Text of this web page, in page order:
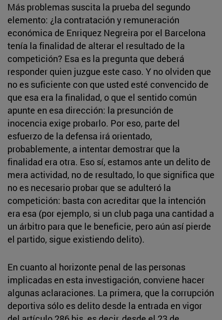
Más problemas suscita la prueba del segundo
elemento: ¿la contratación y remuneración
económica de Enriquez Negreira por el Barcelona
tenía la finalidad de alterar el resultado de la
competición? Esa es la pregunta que deberá
responder quien juzgue este caso. Y no olviden que
no es suficiente con que usted esté convencido de
que esa era la finalidad, o que el sentido común
apunte en esa dirección: la presunción de
inocencia exige probarlo. Por eso, parte del
esfuerzo de la defensa irá orientado,
probablemente, a intentar demostrar que la
finalidad era otra. Eso sí, estamos ante un delito de
mera actividad, no de resultado, lo que significa que
no es necesario probar que se adulteró la
competición: basta con acreditar que la intención
era esa (por ejemplo, si un club paga una cantidad a
un árbitro para que le beneficie, pero aún así pierde
el partido, sigue existiendo delito).
En cuanto al horizonte penal de las personas
implicadas en esta investigación, conviene hacer
algunas aclaraciones. La primera, que la corrupción
deportiva sólo es delito desde la entrada en vigor